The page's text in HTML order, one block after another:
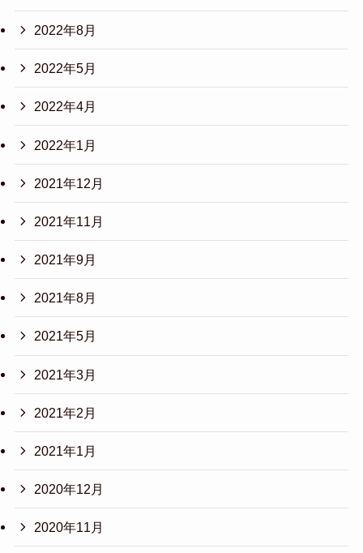
2022年8月
2022年5月
2022年4月
2022年1月
2021年12月
2021年11月
2021年9月
2021年8月
2021年5月
2021年3月
2021年2月
2021年1月
2020年12月
2020年11月